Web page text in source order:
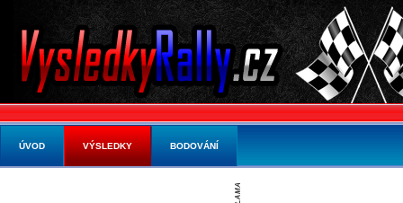
ÚVOD VÝSLEDKY BODOVÁNÍ